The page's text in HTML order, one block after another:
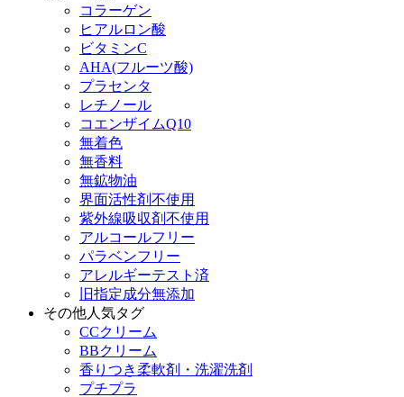
コラーゲン
ヒアルロン酸
ビタミンC
AHA(フルーツ酸)
プラセンタ
レチノール
コエンザイムQ10
無着色
無香料
無鉱物油
界面活性剤不使用
紫外線吸収剤不使用
アルコールフリー
パラベンフリー
アレルギーテスト済
旧指定成分無添加
その他人気タグ
CCクリーム
BBクリーム
香りつき柔軟剤・洗濯洗剤
プチプラ